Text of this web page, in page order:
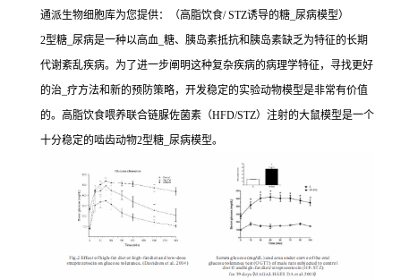
通派生物细胞库为您提供：（高脂饮食/ STZ诱导的糖_尿病模型）
2型糖_尿病是一种以高血_糖、胰岛素抵抗和胰岛素缺乏为特征的长期
代谢紊乱疾病。为了进一步阐明这种复杂疾病的病理学特征，寻找更好
的治_疗方法和新的预防策略，开发稳定的实验动物模型是非常有价值
的。高脂饮食喂养联合链脲佐菌素（HFD/STZ）注射的大鼠模型是一个
十分稳定的啮齿动物2型糖_尿病模型。